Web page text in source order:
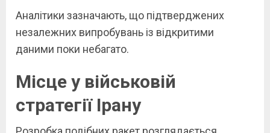
Аналітики зазначають, що підтверджених
незалежних випробувань із відкритими
даними поки небагато.
Місце у військовій
стратегії Ірану